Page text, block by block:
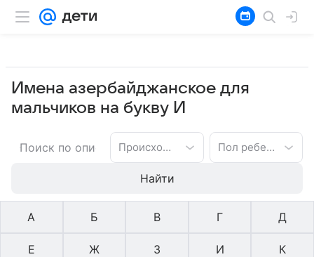
Имена азербайджанское для
мальчиков на букву И
Происхождение имени Пол ребенка
Найти
А Б В Г Д
Е Ж З И К